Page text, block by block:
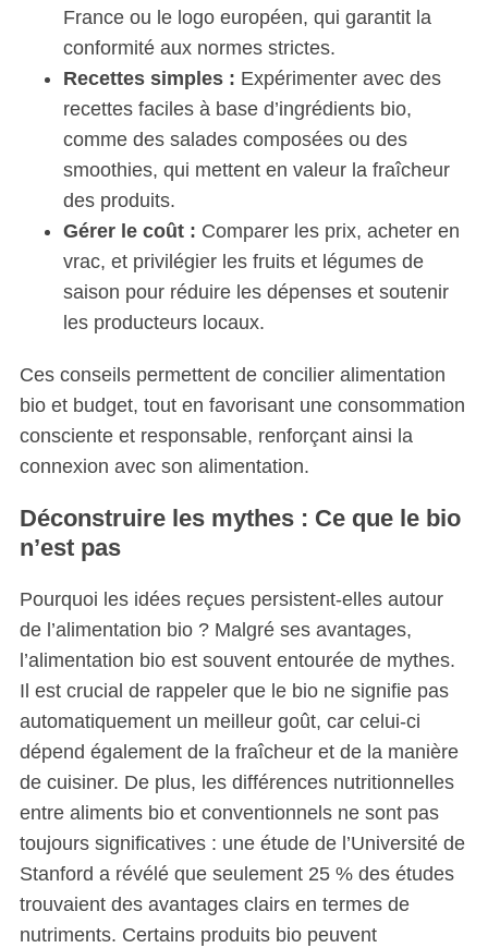
France ou le logo européen, qui garantit la
conformité aux normes strictes.
Recettes simples : Expérimenter avec des
recettes faciles à base d’ingrédients bio,
comme des salades composées ou des
smoothies, qui mettent en valeur la fraîcheur
des produits.
Gérer le coût : Comparer les prix, acheter en
vrac, et privilégier les fruits et légumes de
saison pour réduire les dépenses et soutenir
les producteurs locaux.
Ces conseils permettent de concilier alimentation
bio et budget, tout en favorisant une consommation
consciente et responsable, renforçant ainsi la
connexion avec son alimentation.
Déconstruire les mythes : Ce que le bio
n’est pas
Pourquoi les idées reçues persistent-elles autour
de l’alimentation bio ? Malgré ses avantages,
l’alimentation bio est souvent entourée de mythes.
Il est crucial de rappeler que le bio ne signifie pas
automatiquement un meilleur goût, car celui-ci
dépend également de la fraîcheur et de la manière
de cuisiner. De plus, les différences nutritionnelles
entre aliments bio et conventionnels ne sont pas
toujours significatives : une étude de l’Université de
Stanford a révélé que seulement 25 % des études
trouvaient des avantages clairs en termes de
nutriments. Certains produits bio peuvent
c
h
f
o
: